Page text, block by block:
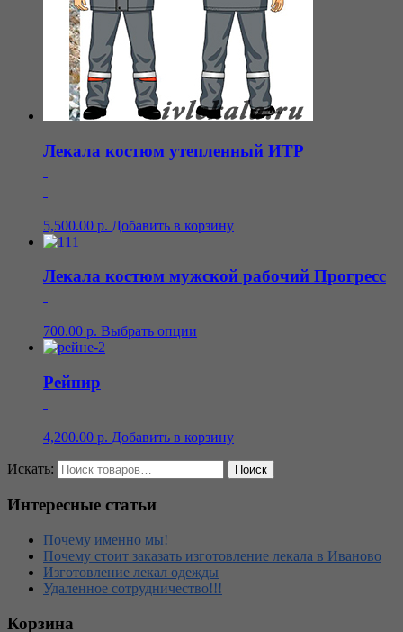
Лекала костюм утепленный ИТР
5,500.00 р. Добавить в корзину
Лекала костюм мужской рабочий Прогресс
700.00 р. Выбрать опции
Рейнир
4,200.00 р. Добавить в корзину
Искать:
Интересные статьи
Почему именно мы!
Почему стоит заказать изготовление лекала в Иваново
Изготовление лекал одежды
Удаленное сотрудничество!!!
Корзина